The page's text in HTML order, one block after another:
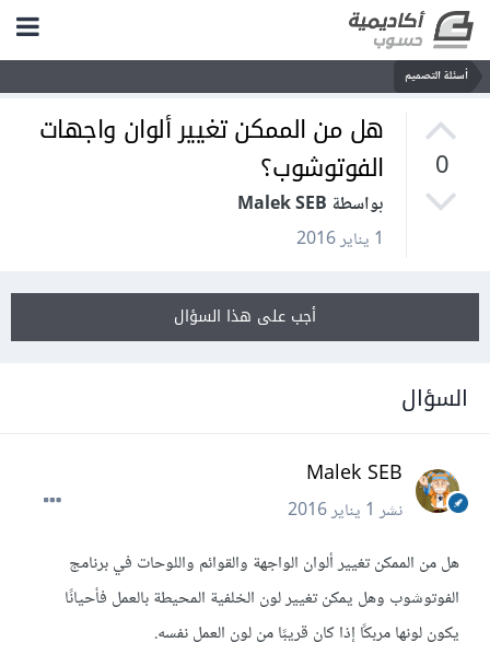
أسئلة التصميم
0
هل من الممكن تغيير ألوان واجهات
الفوتوشوب؟
بواسطة Malek SEB
1 يناير 2016
أجب على هذا السؤال
السؤال
Malek SEB
نشر1 يناير 2016
هل من الممكن تغيير ألوان الواجهة والقوائم واللوحات في برنامج
الفوتوشوب وهل يمكن تغيير لون الخلفية المحيطة بالعمل فأحيانًا
يكون لونها مربكًا إذا كان قريبًا من لون العمل نفسه.